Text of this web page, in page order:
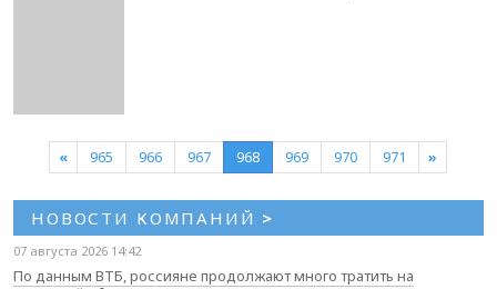
« 965 966 967 968 969 970 971 »
НОВОСТИ КОМПАНИЙ >
07 августа 2026 14:42
По данным ВТБ, россияне продолжают много тратить на